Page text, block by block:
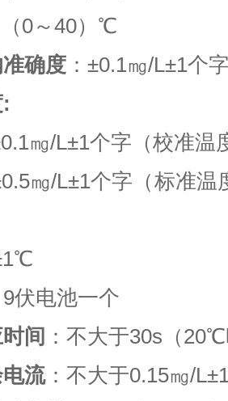
（0～40）℃
确度 ：±0.1㎎/L±1个
㎎/L±1个字（校准温
个字（标准温度
9伏电池一个
间 ：不大于30s（
流：不大于0.15㎎/